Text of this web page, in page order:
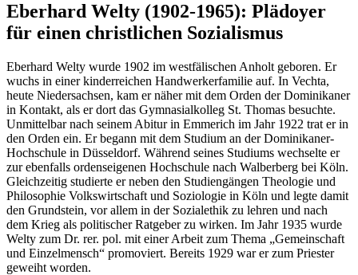
Eberhard Welty (1902-1965): Plädoyer
für einen christlichen Sozialismus
Eberhard Welty wurde 1902 im westfälischen Anholt geboren. Er
wuchs in einer kinderreichen Handwerkerfamilie auf. In Vechta,
heute Niedersachsen, kam er näher mit dem Orden der Dominikaner
in Kontakt, als er dort das Gymnasialkolleg St. Thomas besuchte.
Unmittelbar nach seinem Abitur in Emmerich im Jahr 1922 trat er in
den Orden ein. Er begann mit dem Studium an der Dominikaner-
Hochschule in Düsseldorf. Während seines Studiums wechselte er
zur ebenfalls ordenseigenen Hochschule nach Walberberg bei Köln.
Gleichzeitig studierte er neben den Studiengängen Theologie und
Philosophie Volkswirtschaft und Soziologie in Köln und legte damit
den Grundstein, vor allem in der Sozialethik zu lehren und nach
dem Krieg als politischer Ratgeber zu wirken. Im Jahr 1935 wurde
Welty zum Dr. rer. pol. mit einer Arbeit zum Thema „Gemeinschaft
und Einzelmensch“ promoviert. Bereits 1929 war er zum Priester
geweiht worden.